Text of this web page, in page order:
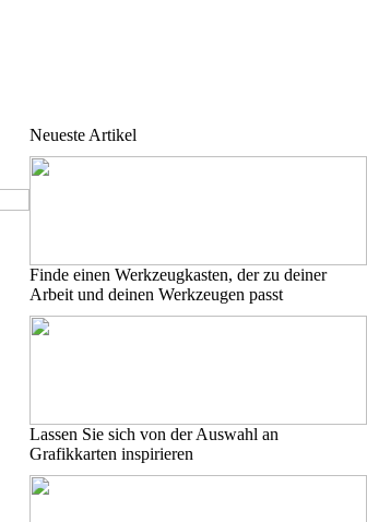
Neueste Artikel
Finde einen Werkzeugkasten, der zu deiner
Arbeit und deinen Werkzeugen passt
Lassen Sie sich von der Auswahl an
Grafikkarten inspirieren